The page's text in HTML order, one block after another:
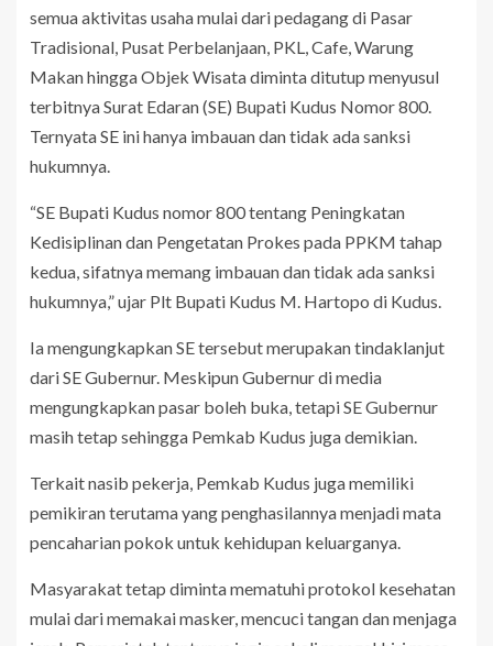
semua aktivitas usaha mulai dari pedagang di Pasar
Tradisional, Pusat Perbelanjaan, PKL, Cafe, Warung
Makan hingga Objek Wisata diminta ditutup menyusul
terbitnya Surat Edaran (SE) Bupati Kudus Nomor 800.
Ternyata SE ini hanya imbauan dan tidak ada sanksi
hukumnya.
“SE Bupati Kudus nomor 800 tentang Peningkatan
Kedisiplinan dan Pengetatan Prokes pada PPKM tahap
kedua, sifatnya memang imbauan dan tidak ada sanksi
hukumnya,” ujar Plt Bupati Kudus M. Hartopo di Kudus.
Ia mengungkapkan SE tersebut merupakan tindaklanjut
dari SE Gubernur. Meskipun Gubernur di media
mengungkapkan pasar boleh buka, tetapi SE Gubernur
masih tetap sehingga Pemkab Kudus juga demikian.
Terkait nasib pekerja, Pemkab Kudus juga memiliki
pemikiran terutama yang penghasilannya menjadi mata
pencaharian pokok untuk kehidupan keluarganya.
Masyarakat tetap diminta mematuhi protokol kesehatan
mulai dari memakai masker, mencuci tangan dan menjaga